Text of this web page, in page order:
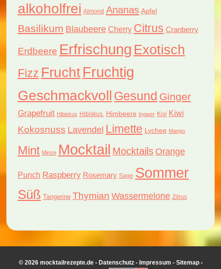
alkoholfrei Almond Ananas Apfel
Basilikum Blaubeere Cherry Citrus Cranberry
Erdbeere Erfrischung Exotisch
Fizz FruchtFruchtig
Geschmackvoll Gesund Ginger
Grapefruit Hibiskus Hibiskus. Himbeere Ingwer Kivi Kiwi
Kokosnuss Lavendel Limette Lychee Mango
Mint Minze Mocktail Mocktails Orange
Punch Raspberry Rosemary Sage Sommer
Süß Tangerine Thymian Wassermelone Zitrus
© 2026 mocktailrezepte.de - Datenschutz- Impressum - Sitemap-